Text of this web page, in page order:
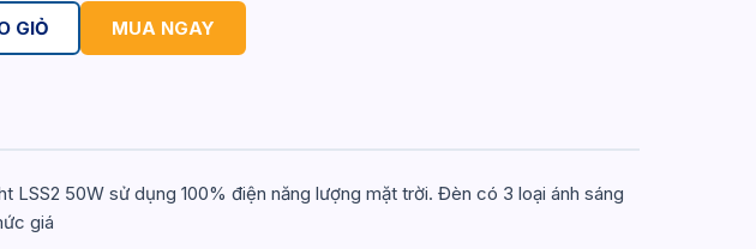
GIỎ MUA NGAY
50W sử dụng 100% điện năng lượng mặt trời. Đèn có 3 loại ánh sáng
giá